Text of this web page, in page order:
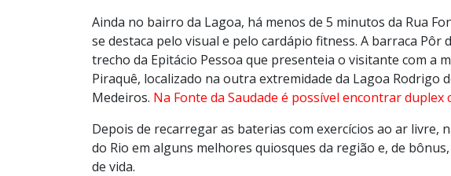
Ainda no bairro da Lagoa, há menos de 5 minutos da Rua
se destaca pelo visual e pelo cardápio fitness. A barraca Pôr
trecho da Epitácio Pessoa que presenteia o visitante com a
Piraquê, localizado na outra extremidade da Lagoa Rodrigo
Medeiros. Na Fonte da Saudade é possível encontrar
Depois de recarregar as baterias com exercícios ao ar livre,
do Rio em alguns melhores quiosques da região e, de
de vida.